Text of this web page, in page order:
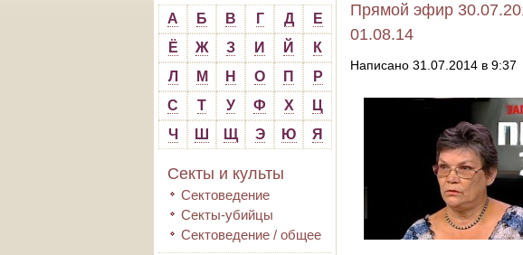
А Б В Г Д
Е
Ё
Ж З И Й
К
Л
М Н О П
Р
С
Т У Ф Х
Ц
Ч
Ш Щ Э Ю Я
Секты и культы
Сектоведение
Секты-убийцы
Сектоведение / общее
Прямой эфир
01.08.14
Написано 31.07.2014 в 9:37